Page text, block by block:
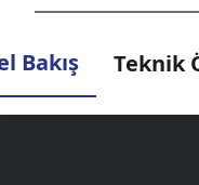
Bakış Teknik